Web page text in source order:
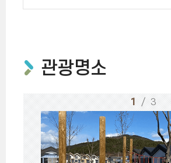
관광명소
1 / 3